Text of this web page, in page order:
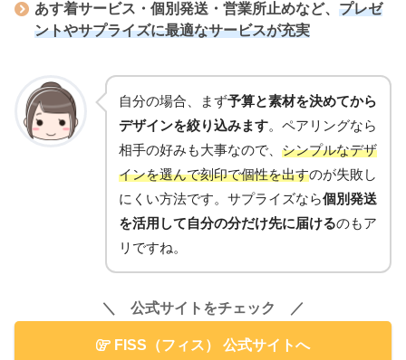
あす着サービス・個別発送・営業所止めなど、 プレゼ
ントやサプライズに最適なサービスが充実
自分の場合、まず予算と素材を決めてから
デザインを絞り込みます。ペアリングなら
相手の好みも大事なので、 シンプルなデザ
インを選んで刻印で個性を出すのが失敗し
にくい方法です。サプライズなら個別発送
を活用して自分の分だけ先に届けるのもア
リですね。
＼ 公式サイトをチェック ／
FISS（フィス） 公式サイトへ